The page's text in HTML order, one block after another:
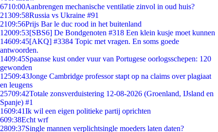
6710:00Aanbrengen mechanische ventilatie zinvol in oud huis?
21309:58Russia vs Ukraine #91
2109:56Prijs Bar le duc rood in het buitenland
12009:53[SBS6] De Bondgenoten #318 Een klein kusje moet kunnen
14609:45[AKQ] #3384 Topic met vragen. En soms goede
antwoorden.
1409:45Spaanse kust onder vuur van Portugese oorlogsschepen: 120
gewonden
12509:43Jonge Cambridge professor stapt op na claims over plagiaat
en leugens
25709:42Totale zonsverduistering 12-08-2026 (Groenland, IJsland en
Spanje) #1
1609:41Ik wil een eigen politieke partij oprichten
609:38Echt wrf
2809:37Single mannen verplichtsingle moeders laten daten?